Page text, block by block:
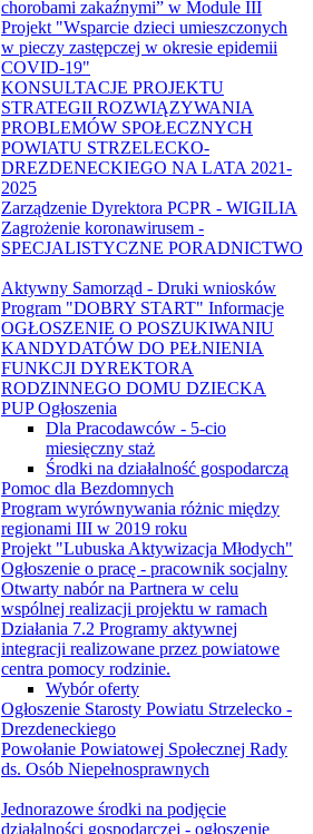
chorobami zakaźnymi” w Module III
Projekt "Wsparcie dzieci umieszczonych
w pieczy zastępczej w okresie epidemii
COVID-19"
KONSULTACJE PROJEKTU
STRATEGII ROZWIĄZYWANIA
PROBLEMÓW SPOŁECZNYCH
POWIATU STRZELECKO-
DREZDENECKIEGO NA LATA 2021-
2025
Zarządzenie Dyrektora PCPR - WIGILIA
Zagrożenie koronawirusem -
SPECJALISTYCZNE PORADNICTWO
Aktywny Samorząd - Druki wniosków
Program "DOBRY START" Informacje
OGŁOSZENIE O POSZUKIWANIU
KANDYDATÓW DO PEŁNIENIA
FUNKCJI DYREKTORA
RODZINNEGO DOMU DZIECKA
PUP Ogłoszenia
Dla Pracodawców - 5-cio
miesięczny staż
Środki na działalność gospodarczą
Pomoc dla Bezdomnych
Program wyrównywania różnic między
regionami III w 2019 roku
Projekt "Lubuska Aktywizacja Młodych"
Ogłoszenie o pracę - pracownik socjalny
Otwarty nabór na Partnera w celu
wspólnej realizacji projektu w ramach
Działania 7.2 Programy aktywnej
integracji realizowane przez powiatowe
centra pomocy rodzinie.
Wybór oferty
Ogłoszenie Starosty Powiatu Strzelecko -
Drezdeneckiego
Powołanie Powiatowej Społecznej Rady
ds. Osób Niepełnosprawnych
Jednorazowe środki na podjęcie
działalności gospodarczej - ogłoszenie